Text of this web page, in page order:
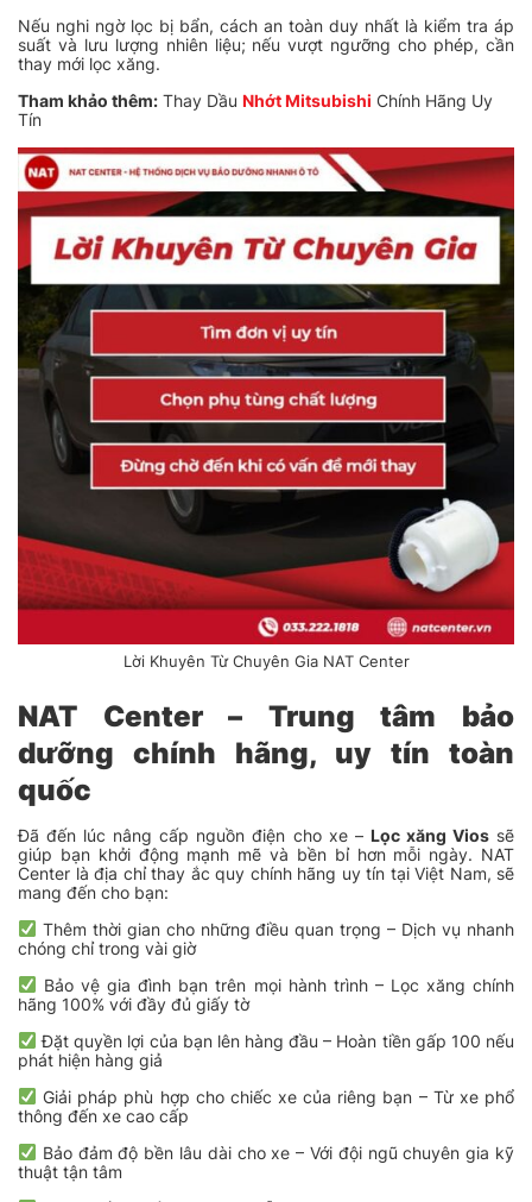
Nếu nghi ngờ lọc bị bẩn, cách an toàn duy nhất là kiểm tra áp
suất và lưu lượng nhiên liệu; nếu vượt ngưỡng cho phép, cần
thay mới lọc xăng.
Tham khảo thêm: Thay Dầu Nhớt Mitsubishi Chính Hãng Uy
Tín
Lời Khuyên Từ Chuyên Gia NAT Center
NAT Center – Trung tâm bảo
dưỡng chính hãng, uy tín toàn
quốc
Đã đến lúc nâng cấp nguồn điện cho xe – Lọc xăng Viossẽ
giúp bạn khởi động mạnh mẽ và bền bỉ hơn mỗi ngày. NAT
Center là địa chỉ thay ắc quy chính hãng uy tín tại Việt Nam, sẽ
mang đến cho bạn:
Thêm thời gian cho những điều quan trọng – Dịch vụ nhanh
chóng chỉ trong vài giờ
Bảo vệ gia đình bạn trên mọi hành trình – Lọc xăng chính
hãng 100% với đầy đủ giấy tờ
Đặt quyền lợi của bạn lên hàng đầu – Hoàn tiền gấp 100 nếu
phát hiện hàng giả
Giải pháp phù hợp cho chiếc xe của riêng bạn – Từ xe phổ
thông đến xe cao cấp
Bảo đảm độ bền lâu dài cho xe – Với đội ngũ chuyên gia kỹ
thuật tận tâm